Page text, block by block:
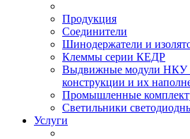
Продукция
Соединители
Шинодержатели и
Клеммы серии КЕДР
Выдвижные модули НКУ
конструкции и их
Промышленные
Светильники
Услуги